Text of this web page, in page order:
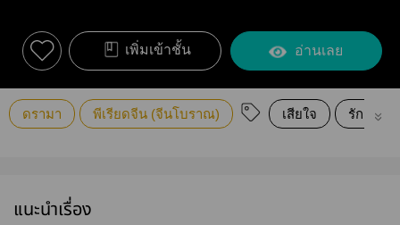
เพิ่มเข้าชั้น อ่านเลย
ดรามา พีเรียดจีน (จีนโบราณ) เสียใจ รักสามเ
แนะนำเรื่อง